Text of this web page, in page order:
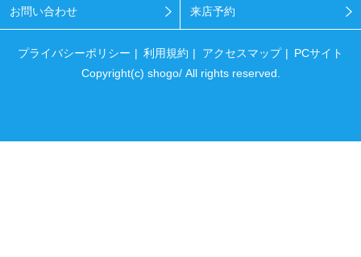
お問い合わせ 来店予約
プライバシーポリシー 利用規約 アクセスマップ
PCサイト
Copyright(c) shogo/ All rights reserved.